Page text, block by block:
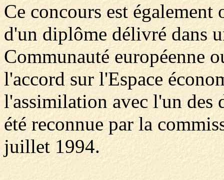
Ce concours est
d'un diplôme délivré dans
Communauté européenne
l'accord sur l'Espace
l'assimilation avec l'un des
été reconnue par la
juillet 1994.